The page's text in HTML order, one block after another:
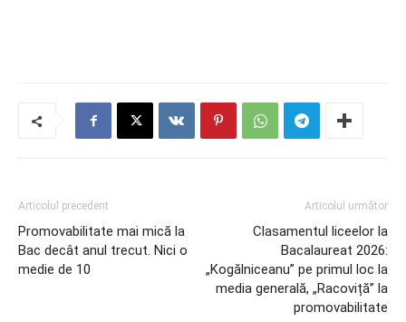
Articolul precedent
Promovabilitate mai mică la
Bac decât anul trecut. Nici o
medie de 10
Articolul următor
Clasamentul liceelor la
Bacalaureat 2026:
„Kogălniceanu” pe primul loc la
media generală, „Racoviță” la
promovabilitate